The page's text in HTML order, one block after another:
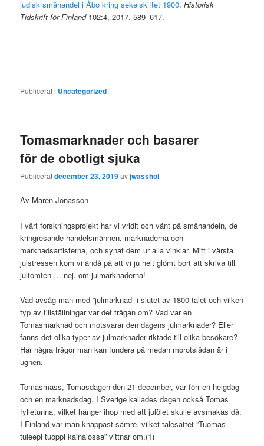
judisk småhandel i Åbo kring sekelskiftet 1900.Historisk
Tidskrift för Finland102:4, 2017. 589–617.
Publicerat i Uncategorized
Tomasmarknader och basarer
för de obotligt sjuka
Publiceratdecember 23, 2019avjwasshol
Av Maren Jonasson
I vårt forskningsprojekt har vi vridit och vänt på småhandeln, de
kringresande handelsmännen, marknaderna och
marknadsartisterna, och synat dem ur alla vinklar. Mitt i värsta
julstressen kom vi ändå på att vi ju helt glömt bort att skriva till
jultomten … nej, om julmarknaderna!
Vad avsåg man med ”julmarknad” i slutet av 1800-talet och vilken
typ av tillställningar var det frågan om? Vad var en
Tomasmarknad och motsvarar den dagens julmarknader? Eller
fanns det olika typer av julmarknader riktade till olika besökare?
Här några frågor man kan fundera på medan morotslådan är i
ugnen.
Tomasmäss, Tomasdagen den 21 december, var förr en helgdag
och en marknadsdag. I Sverige kallades dagen också Tomas
fylletunna, vilket hänger ihop med att julölet skulle avsmakas då.
I Finland var man knappast sämre, vilket talesättet ”Tuomas
tuleepi tuoppi kainalossa” vittnar om.(1)